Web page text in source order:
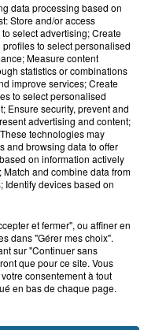
garçon de 12
est...
Nord : ce que
plus faire
data processing based on
Store and/or access
select advertising; Create
to select personalised
Measure content
statistics or combinations
improve services; Create
to select personalised
Ensure security, prevent and
advertising and content;
technologies may
and browsing data to offer
on information actively
and combine data from
Identify devices based on
et fermer", ou affiner en
dans "Gérer mes choix".
sur "Continuer sans
que pour ce site. Vous
consentement à tout
en bas de chaque page.